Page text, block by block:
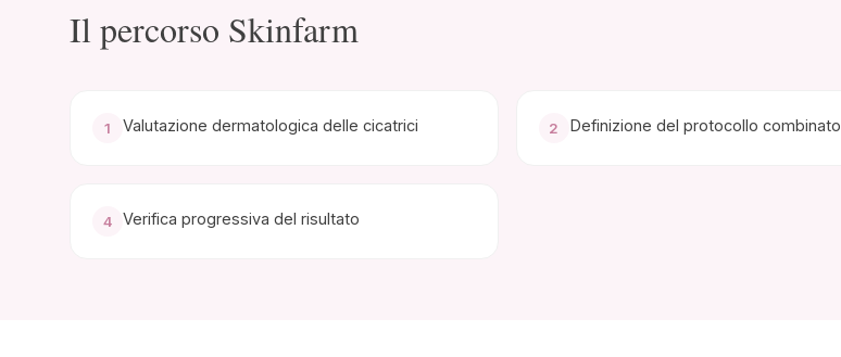
Il percorso Skinfarm
1 Valutazione dermatologica delle cicatrici 2 Definizione del protocollo combinato
4 Verifica progressiva del risultato